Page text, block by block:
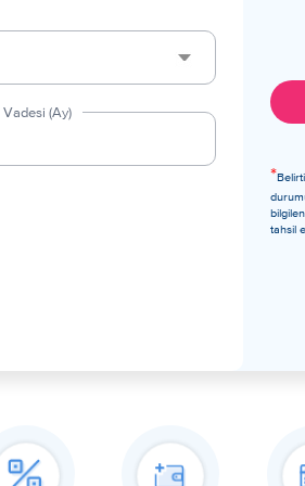
Vadesi (Ay)
*
tahsil